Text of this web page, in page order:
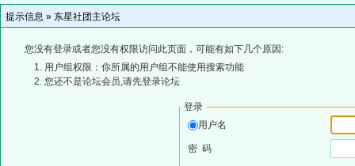
提示信息 » 东星社团主论坛
您没有登录或者您没有权限访问此页面，可能有如下几个原因:
用户组权限：你所属的用户组不能使用搜索功能
您还不是论坛会员,请先登录论坛
登录
用户名
密 码